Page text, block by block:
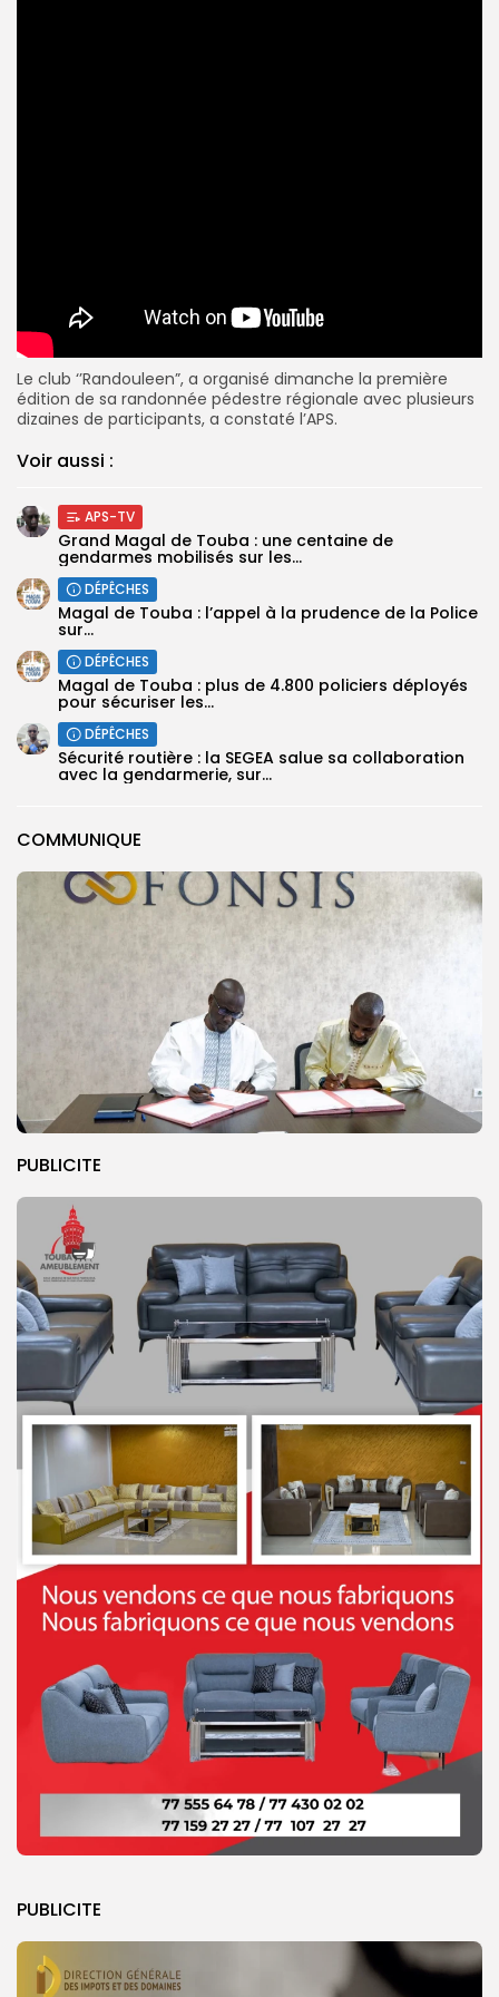
COMMUNIQUE
PUBLICITE
PUBLICITE
Le club ‘’Randouleen”, a organisé dimanche la première
édition de sa randonnée pédestre régionale avec plusieurs
dizaines de participants, a constaté l’APS.
Voir aussi :
APS-TV
Grand Magal de Touba : une centaine de
gendarmes mobilisés sur les...
DÉPÊCHES
Magal de Touba : l’appel à la prudence de la Police
sur...
DÉPÊCHES
Magal de Touba : plus de 4.800 policiers déployés
pour sécuriser les...
DÉPÊCHES
Sécurité routière : la SEGEA salue sa collaboration
avec la gendarmerie, sur...